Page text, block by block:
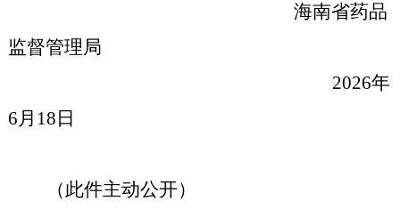
海南省药品
监督管理局
2026年
6月18日
（此件主动公开）